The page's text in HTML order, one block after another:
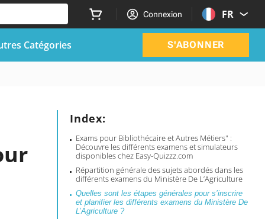
Connexion FR
Catégories S'ABONNER
Index:
Exams pour Bibliothécaire et Autres Métiers" :
Découvre les différents examens et simulateurs
disponibles chez Easy-Quizzz.com
Répartition générale des sujets abordés dans les
différents examens du Ministère De L’Agriculture
Quelles sont les étapes générales pour s’inscrire
et planifier les différents examens du Ministère De
L’Agriculture ?